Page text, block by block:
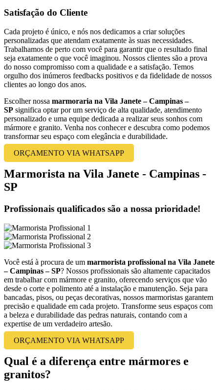
Satisfação do Cliente
Cada projeto é único, e nós nos dedicamos a criar soluções
personalizadas que atendam exatamente às suas necessidades.
Trabalhamos de perto com você para garantir que o resultado final
seja exatamente o que você imaginou. Nossos clientes são a prova
do nosso compromisso com a qualidade e a satisfação. Temos
orgulho dos inúmeros feedbacks positivos e da fidelidade de nossos
clientes ao longo dos anos.
Escolher nossa marmoraria na Vila Janete – Campinas –
SP significa optar por um serviço de alta qualidade, atendimento
personalizado e uma equipe dedicada a realizar seus sonhos com
mármore e granito. Venha nos conhecer e descubra como podemos
transformar seu espaço com elegância e durabilidade.
ORÇAMENTO VIA WHATSAPP
Marmorista na Vila Janete - Campinas -
SP
Profissionais qualificados são a nossa prioridade!
Você está à procura de um marmorista profissional na Vila Janete
– Campinas – SP? Nossos profissionais são altamente capacitados
em trabalhar com mármore e granito, oferecendo serviços que vão
desde o corte e polimento até a instalação e manutenção. Seja para
bancadas, pisos, ou peças decorativas, nossos marmoristas garantem
precisão e qualidade em cada projeto. Transforme seus espaços com
a beleza e durabilidade das pedras naturais, contando com a
expertise de um verdadeiro artesão.
ORÇAMENTO VIA WHATSAPP
Qual é a diferença entre mármores e
granitos?